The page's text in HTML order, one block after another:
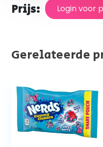
Prijs: Login voor
Gerelateerde